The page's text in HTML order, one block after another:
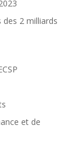
2 milliards
et de